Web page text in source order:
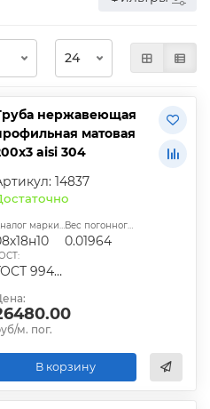
нержавеющая
матовая
aisi 304
14837
Аналог марки стали: Вес погонного метра, т.:
0.01964
ГОСТ 9940-81
м. пог.
В корзину